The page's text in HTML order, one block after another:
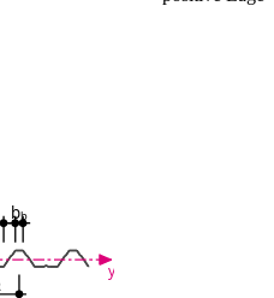
bb
y